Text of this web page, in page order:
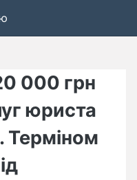
000 грн
юриста
Терміном